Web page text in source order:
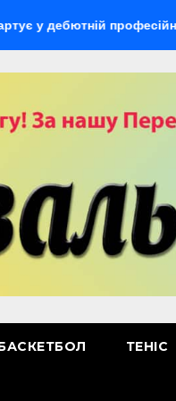
професійній
ТЕНІС